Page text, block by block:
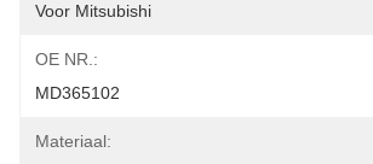
Voor Mitsubishi
OE NR.:
MD365102
Materiaal: